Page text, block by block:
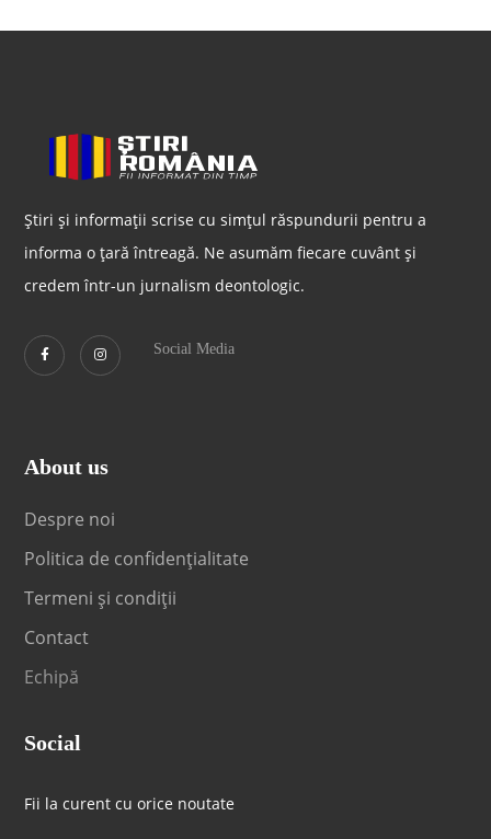
Știri și informații scrise cu simțul răspundurii pentru a
informa o țară întreagă. Ne asumăm fiecare cuvânt și
credem într-un jurnalism deontologic.
Social Media
About us
Despre noi
Politica de confidențialitate
Termeni și condiții
Contact
Echipă
Social
Fii la curent cu orice noutate